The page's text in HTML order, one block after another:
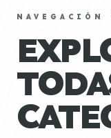
NAVEGACIÓN